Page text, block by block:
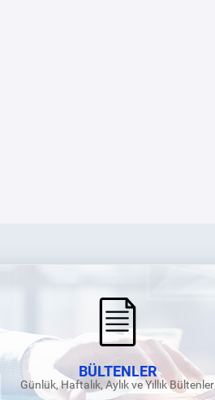
BÜLTENLER
Günlük, Haftalık, Aylık ve Yıllık Bültenler